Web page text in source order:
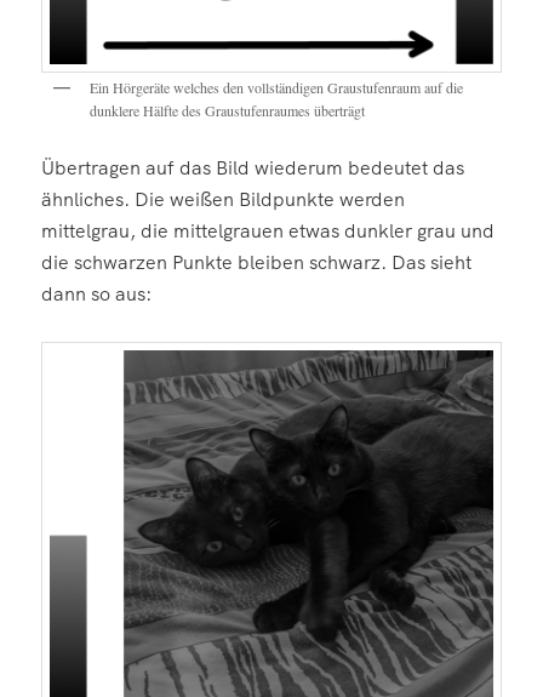
Ein Hörgeräte welches den vollständigen Graustufenraum auf die
dunklere Hälfte des Graustufenraumes überträgt
Übertragen auf das Bild wiederum bedeutet das
ähnliches. Die weißen Bildpunkte werden
mittelgrau, die mittelgrauen etwas dunkler grau und
die schwarzen Punkte bleiben schwarz. Das sieht
dann so aus: